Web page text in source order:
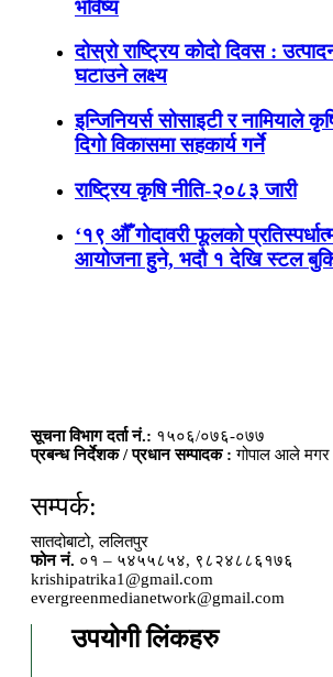
भविष्य
दोस्रो राष्ट्रिय कोदो दिवस :
घटाउने लक्ष्य
इन्जिनियर्स सोसाइटी र नामियाले
दिगो विकासमा सहकार्य गर्ने
राष्ट्रिय कृषि नीति-२०८३ जारी
‘१९ औँ गोदावरी फूलको
आयोजना हुने, भदौ १ देखि स्टल
सूचना विभाग दर्ता नं.: १५०६/०७६-०७७
प्रबन्ध निर्देशक / प्रधान सम्पादक : गोपाल आले मगर
सम्पर्क:
सातदोबाटो, ललितपुर
फोन नं. ०१ – ५४५५८५४, ९८२४८८६१७६
krishipatrika1@gmail.com
evergreenmedianetwork@gmail.com
उपयोगी लिंकहरु